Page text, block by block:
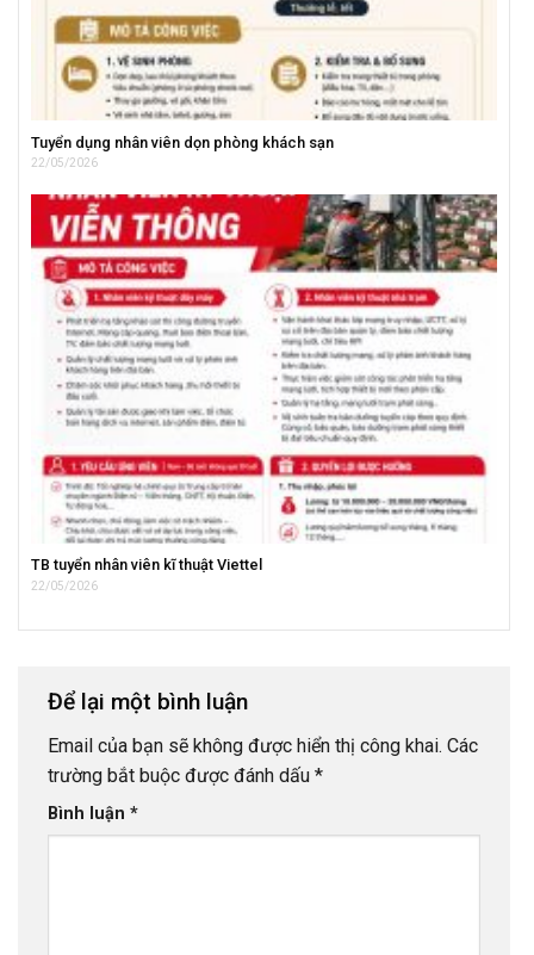
Tuyển dụng nhân viên dọn phòng khách sạn
22/05/2026
TB tuyển nhân viên kĩ thuật Viettel
22/05/2026
Để lại một bình luận
Email của bạn sẽ không được hiển thị công khai. Các
trường bắt buộc được đánh dấu *
Bình luận *